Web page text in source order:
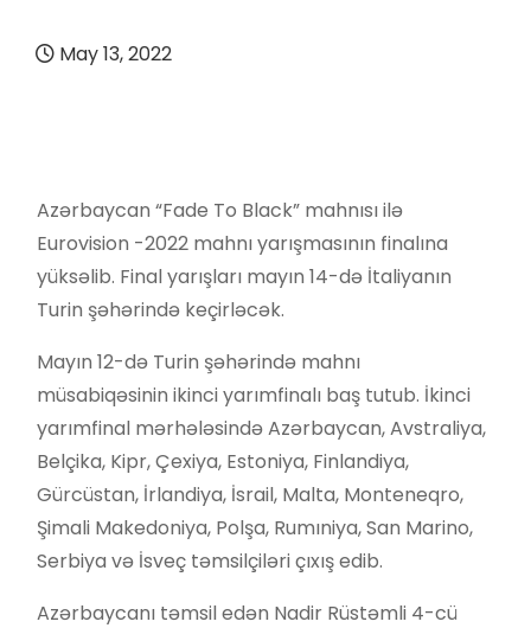
May 13, 2022
Azərbaycan “Fade To Black” mahnısı ilə
Eurovision -2022 mahnı yarışmasının finalına
yüksəlib. Final yarışları mayın 14-də İtaliyanın
Turin şəhərində keçirləcək.
Mayın 12-də Turin şəhərində mahnı
müsabiqəsinin ikinci yarımfinalı baş tutub. İkinci
yarımfinal mərhələsində Azərbaycan, Avstraliya,
Belçika, Kipr, Çexiya, Estoniya, Finlandiya,
Gürcüstan, İrlandiya, İsrail, Malta, Monteneqro,
Şimali Makedoniya, Polşa, Rumıniya, San Marino,
Serbiya və İsveç təmsilçiləri çıxış edib.
Azərbaycanı təmsil edən Nadir Rüstəmli 4-cü